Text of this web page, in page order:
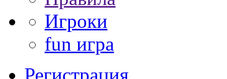
Игроки
fun игра
Регистрация